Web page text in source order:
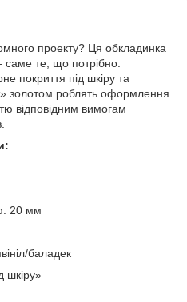
проекту? Ця обкладинка
те, що потрібно.
покриття під шкіру та
золотом роблять оформлення
відповідним вимогам
20 мм
баладек
шкіру»